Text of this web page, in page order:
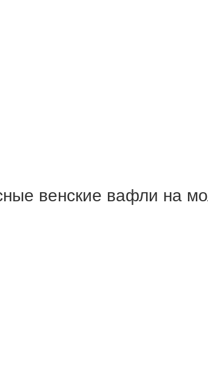
венские вафли на